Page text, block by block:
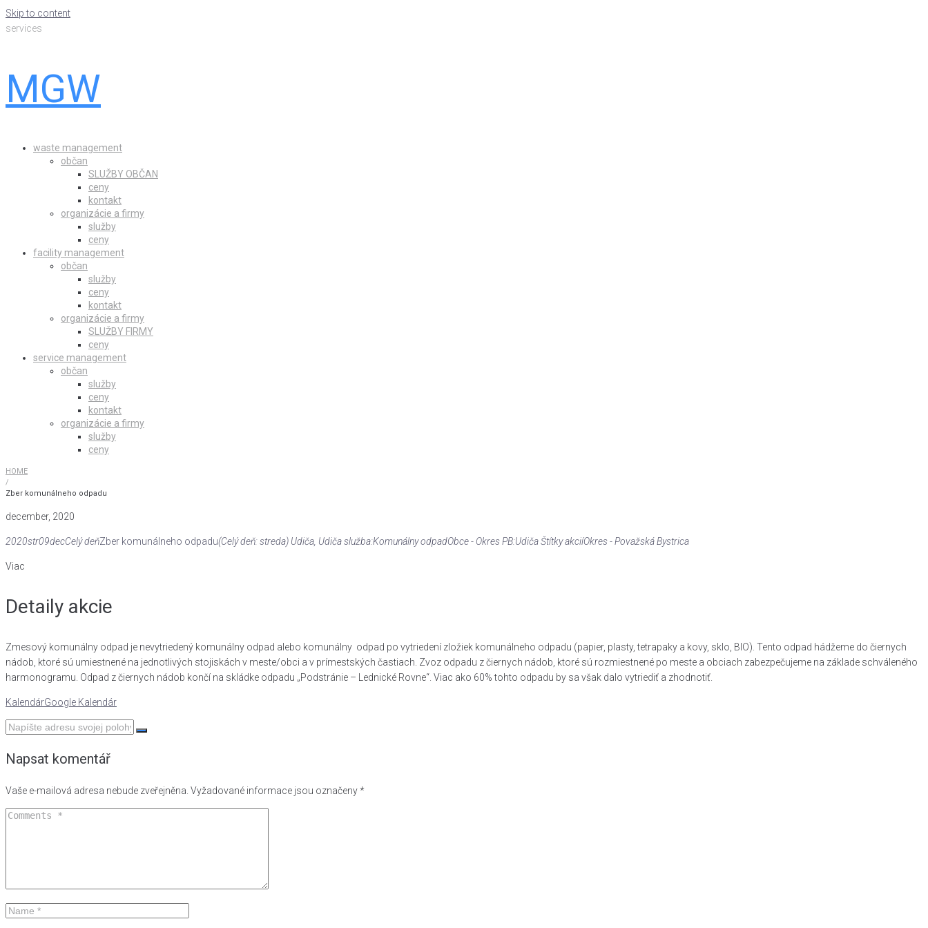
Skip to content
services
MGW
waste management
občan
SLUŽBY OBČAN
ceny
kontakt
organizácie a firmy
služby
ceny
facility management
občan
služby
ceny
kontakt
organizácie a firmy
SLUŽBY FIRMY
ceny
service management
občan
služby
ceny
kontakt
organizácie a firmy
služby
ceny
HOME
/
Zber komunálneho odpadu
december, 2020
2020str09decCelý deňZber komunálneho odpadu(Celý deň: streda) Udiča , Udičaslužba:Komunálny odpadObce - Okres PB:UdičaŠtítky akciíOkres - Považská Bystrica
Viac
Detaily akcie
Zmesový komunálny odpad je nevytriedený komunálny odpad alebo komunálny odpad po vytriedení zložiek komunálneho odpadu (papier, plasty, tetrapaky a kovy, sklo, BIO). Tento odpad hádžeme do čiernych
nádob, ktoré sú umiestnené na jednotlivých stojiskách v meste/obci a v prímestských častiach. Zvoz odpadu z čiernych nádob, ktoré sú rozmiestnené po meste a obciach zabezpečujeme na základe schváleného
harmonogramu. Odpad z čiernych nádob končí na skládke odpadu „Podstránie – Lednické Rovne“. Viac ako 60% tohto odpadu by sa však dalo vytriediť a zhodnotiť.
KalendárGoogle Kalendár
Napsat komentář
Vaše e-mailová adresa nebude zveřejněna. Vyžadované informace jsou označeny*